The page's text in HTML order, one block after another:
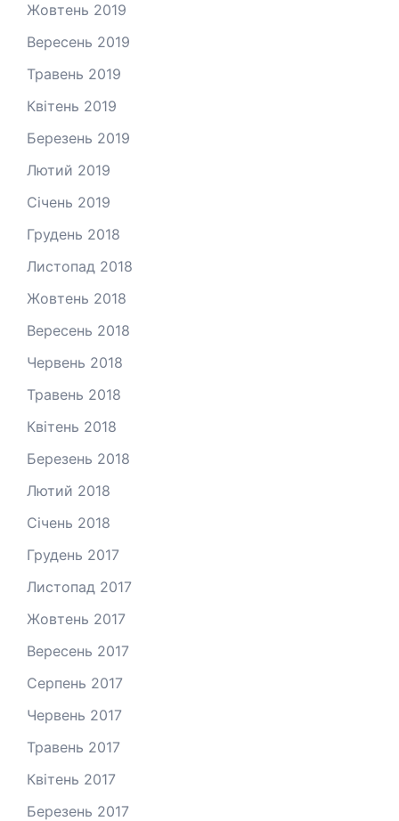
Жовтень 2019
Вересень 2019
Травень 2019
Квітень 2019
Березень 2019
Лютий 2019
Січень 2019
Грудень 2018
Листопад 2018
Жовтень 2018
Вересень 2018
Червень 2018
Травень 2018
Квітень 2018
Березень 2018
Лютий 2018
Січень 2018
Грудень 2017
Листопад 2017
Жовтень 2017
Вересень 2017
Серпень 2017
Червень 2017
Травень 2017
Квітень 2017
Березень 2017